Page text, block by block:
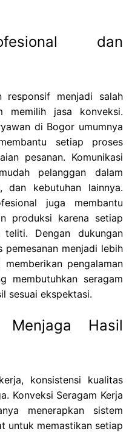
dan
responsif menjadi salah
memilih jasa konveksi.
di Bogor umumnya
setiap proses
pesanan. Komunikasi
pelanggan dalam
dan kebutuhan lainnya.
juga membantu
produksi karena setiap
Dengan dukungan
pemesanan menjadi lebih
pengalaman
membutuhkan seragam
sesuai ekspektasi.
Menjaga Hasil
konsistensi kualitas
Konveksi Seragam Kerja
menerapkan sistem
untuk memastikan setiap